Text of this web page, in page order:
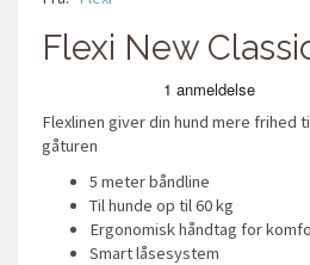
Flexi New
Flexlinen giver din hund mere frihed
gåturen
5 meter båndline
Til hunde op til 60 kg
Ergonomisk håndtag for
Smart låsesystem